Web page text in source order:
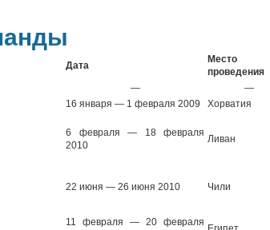
Дата
Место
проведения
— —
16 января — 1 февраля 2009 Хорватия
6 февраля — 18 февраля
2010
Ливан
22 июня — 26 июня 2010 Чили
11 февраля — 20 февраля